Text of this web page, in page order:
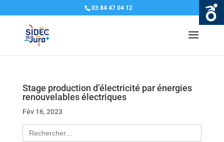
03 84 47 04 12
Stage production d’électricité par énergies
renouvelables électriques
Fév 16, 2023
Search
for: